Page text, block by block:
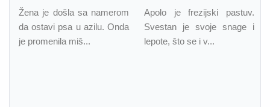
Žena je došla sa namerom
da ostavi psa u azilu. Onda
je promenila miš...
Apolo je frezijski pastuv.
Svestan je svoje snage i
lepote, što se i v...